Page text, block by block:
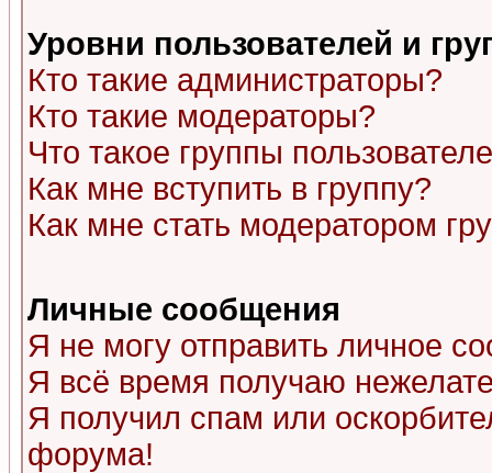
Уровни пользователей и
Кто такие администраторы?
Кто такие модераторы?
Что такое группы
Как мне вступить в группу?
Как мне стать модератором
Личные сообщения
Я не могу отправить личное
Я всё время получаю
Я получил спам или
форума!